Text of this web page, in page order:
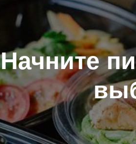
Начните